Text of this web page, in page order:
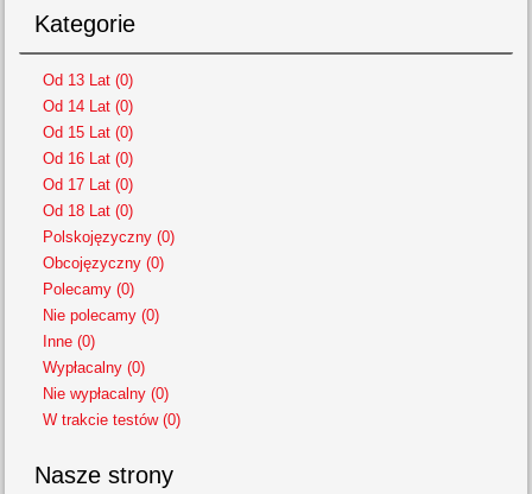
Kategorie
Od 13 Lat (0)
Od 14 Lat (0)
Od 15 Lat (0)
Od 16 Lat (0)
Od 17 Lat (0)
Od 18 Lat (0)
Polskojęzyczny (0)
Obcojęzyczny (0)
Polecamy (0)
Nie polecamy (0)
Inne (0)
Wypłacalny (0)
Nie wypłacalny (0)
W trakcie testów (0)
Nasze strony